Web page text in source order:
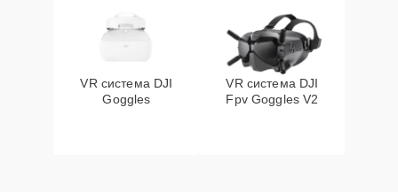
VR система DJI
Goggles
VR система DJI
Fpv Goggles V2